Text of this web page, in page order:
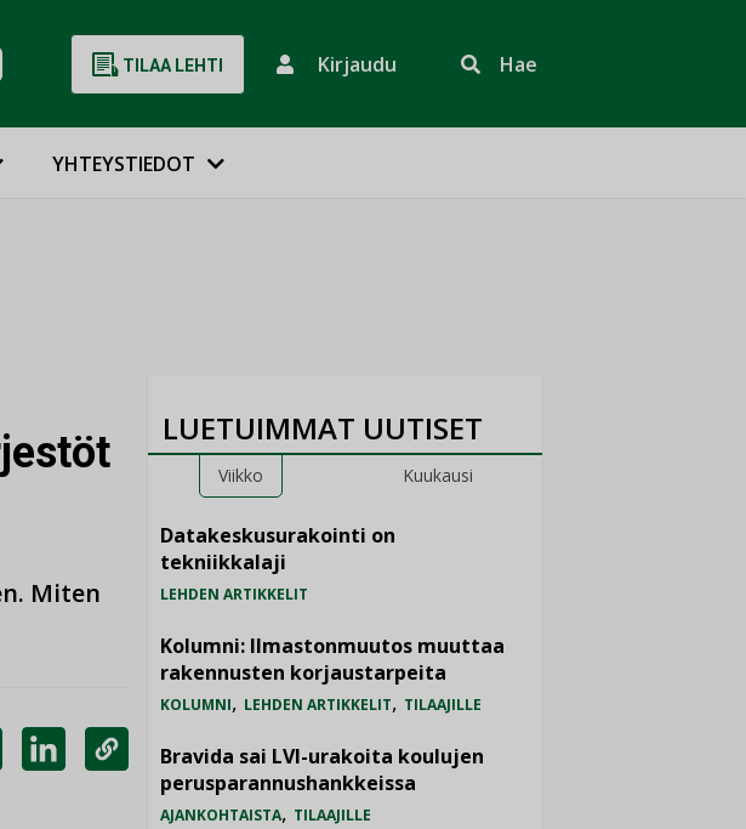
TILAA LEHTI Kirjaudu Hae
YHTEYSTIEDOT
Miten
LINKEDINISSÄ
KOPIOI
LINKKI
LUETUIMMAT UUTISET
Viikko Kuukausi
Datakeskusurakointi on
tekniikkalaji
LEHDEN ARTIKKELIT
Kolumni: Ilmastonmuutos muuttaa
rakennusten korjaustarpeita
KOLUMNI, LEHDEN ARTIKKELIT, TILAAJILLE
Bravida sai LVI-urakoita koulujen
perusparannushankkeissa
AJANKOHTAISTA, TILAAJILLE